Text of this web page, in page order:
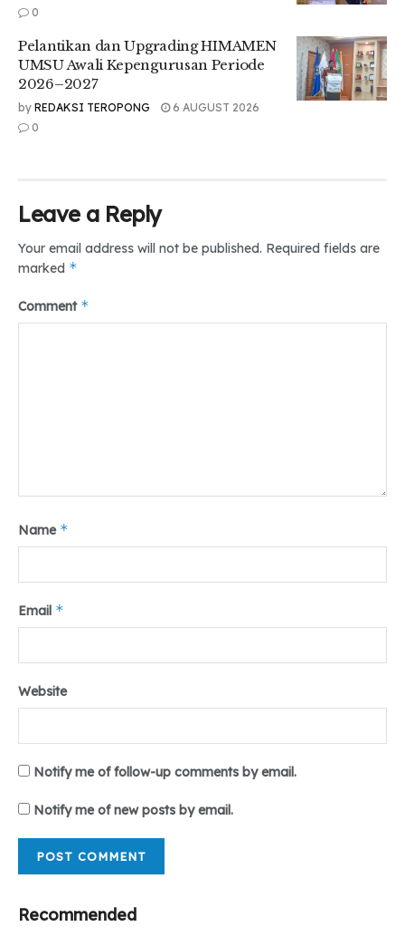
merupakan prestasi pertama yang saya dapat selama
berkuliah di UMSU. Dan ternyata bahagianya menang
kompetisi itu rasanya bukan main dan bikin saya termotivasi
buat ikut kompetisi lagi,” pungkasnya.
Tags: #Kemdikbudristek
0
Pelantikan dan Upgrading HIMAMEN
UMSU Awali Kepengurusan Periode
2026–2027
by REDAKSI TEROPONG
6 AUGUST 2026
0
Leave a Reply
Your email address will not be published. Required fields are
marked *
Comment *
Name *
Email *
Website
Notify me of follow-up comments by email.
Notify me of new posts by email.
Recommended